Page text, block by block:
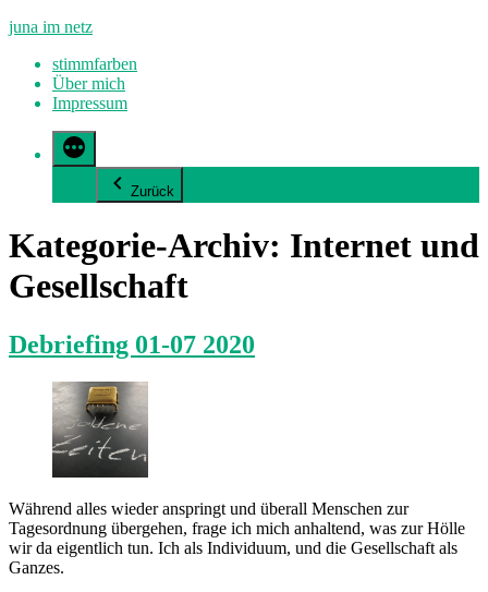
Zum
springen
juna im netz
stimmfarben
Über mich
Impressum
Zurück
Kategorie-Archiv: Internet und
Gesellschaft
Debriefing 01-07 2020
Während alles wieder anspringt und überall Menschen zur
Tagesordnung übergehen, frage ich mich anhaltend, was zur Hölle
wir da eigentlich tun. Ich als Individuum, und die Gesellschaft als
Ganzes.